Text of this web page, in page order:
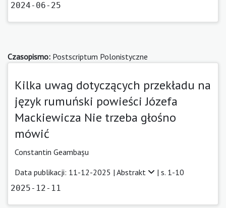
2024-06-25
Czasopismo: Postscriptum Polonistyczne
Kilka uwag dotyczących przekładu na
język rumuński powieści Józefa
Mackiewicza Nie trzeba głośno
mówić
Constantin Geambașu
Data publikacji: 11-12-2025 | Abstrakt | s. 1-10
2025-12-11